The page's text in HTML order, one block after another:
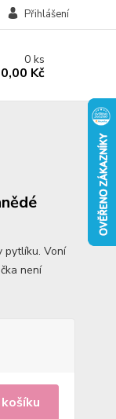
Přihlášení
0ks
0,00 Kč
pytlíku. Voní
není